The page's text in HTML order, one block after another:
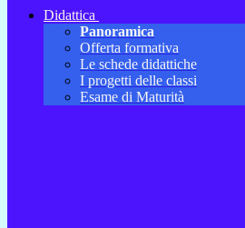
Didattica
Panoramica
Offerta formativa
Le schede didattiche
I progetti delle classi
Esame di Maturità